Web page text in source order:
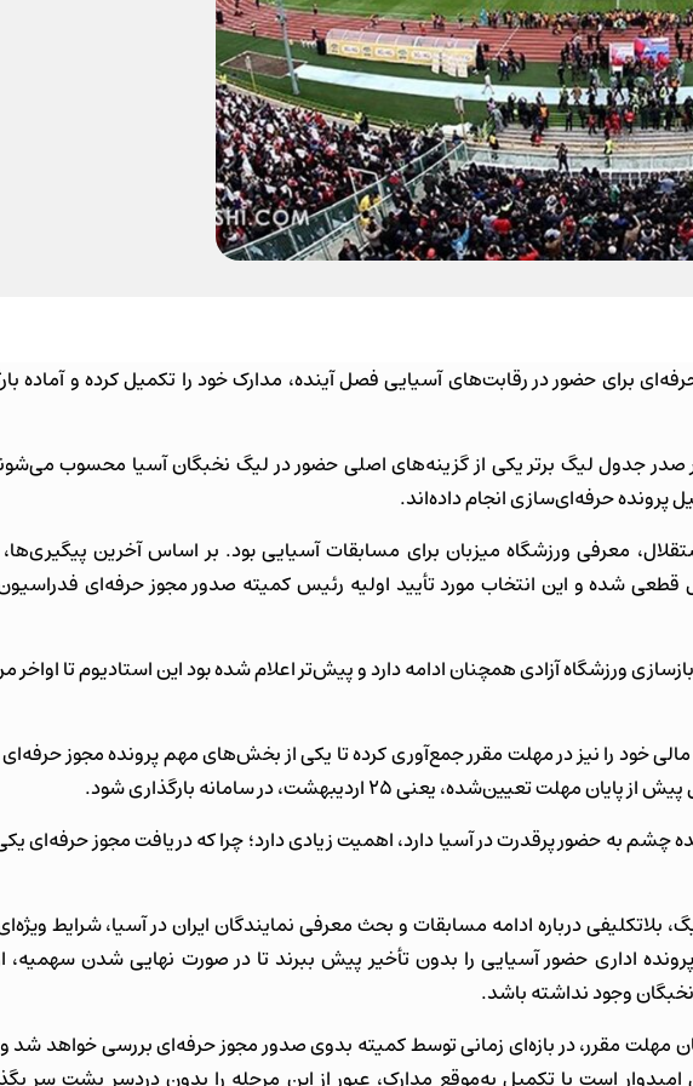
برای حضور در رقابت‌های آسیایی فصل آینده، مدارک خود را تکمیل کرده و آماده
صدر جدول لیگ برتر یکی از گزینه‌های اصلی حضور در لیگ نخبگان آسیا محسوب
پرونده حرفه‌ای‌سازی انجام داده‌اند.
معرفی ورزشگاه میزبان برای مسابقات آسیایی بود. بر اساس آخرین
شده و این انتخاب مورد تأیید اولیه رئیس کمیته صدور مجوز حرفه‌ای فدراسیون
ورزشگاه آزادی همچنان ادامه دارد و پیش‌تر اعلام شده بود این استادیوم تا اواخر
خود را نیز در مهلت مقرر جمع‌آوری کرده تا یکی از بخش‌های مهم پرونده مجوز حرفه‌ای
یعنی ۲۵ اردیبهشت، در سامانه بارگذاری شود.
چشم به حضور پرقدرت در آسیا دارد، اهمیت زیادی دارد؛ چرا که دریافت مجوز حرفه‌ای
بلاتکلیفی درباره ادامه مسابقات و بحث معرفی نمایندگان ایران در آسیا، شرایط
اداری حضور آسیایی را بدون تأخیر پیش ببرند تا در صورت نهایی شدن سهمیه،
وجود نداشته باشد.
مهلت مقرر، در بازه‌ای زمانی توسط کمیته بدوی صدور مجوز حرفه‌ای بررسی خواهد شد و
امیدوار است با تکمیل به‌موقع مدارک، عبور از این مرحله را بدون دردسر پشت سر